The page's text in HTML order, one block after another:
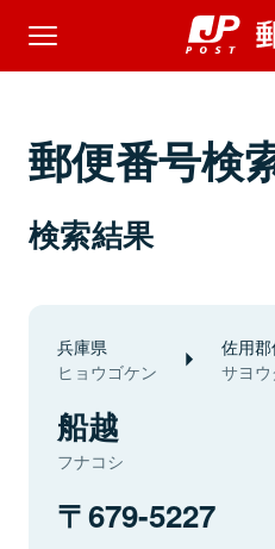
郵便番号検
検索結果
兵庫県
ヒョウゴケン
佐用
サヨ
船越
フナコシ
679-5227